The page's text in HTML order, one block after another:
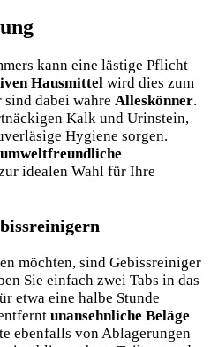
kann eine lästige Pflicht
Hausmittel wird dies zum
dabei wahre Alleskönner.
Kalk und Urinstein,
Hygiene sorgen.
umweltfreundliche
idealen Wahl für Ihre
möchten, sind Gebissreiniger
Sie einfach zwei Tabs in das
etwa eine halbe Stunde
unansehnliche Beläge
ebenfalls von Ablagerungen